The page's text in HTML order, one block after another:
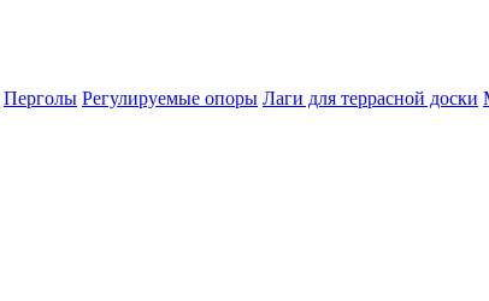
Перголы Регулируемые опоры Лаги для террасной доски